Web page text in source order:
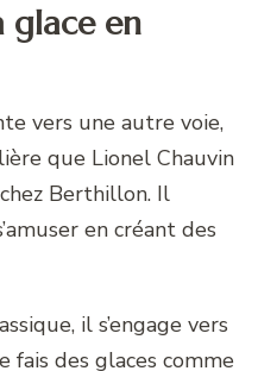
glace en
vers une autre voie,
que Lionel Chauvin
Berthillon. Il
en créant des
il s’engage vers
fais des glaces comme